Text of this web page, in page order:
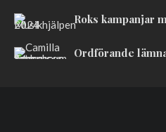
Roks kampanjar
Ordförande